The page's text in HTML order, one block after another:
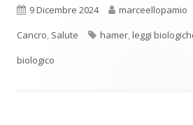
una
nuova
finestra
una
nuova
una
nuova
una
Pubblicato
9 Dicembre 2024 Autore
marceellopamio
Cancro, Salute Tag
hamer,leggi
biologico